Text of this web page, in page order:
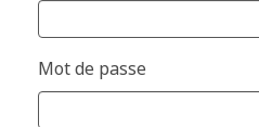
Mot de passe